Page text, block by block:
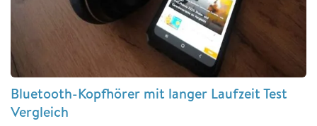
Bluetooth-Kopfhörer mit langer Laufzeit Test
Vergleich